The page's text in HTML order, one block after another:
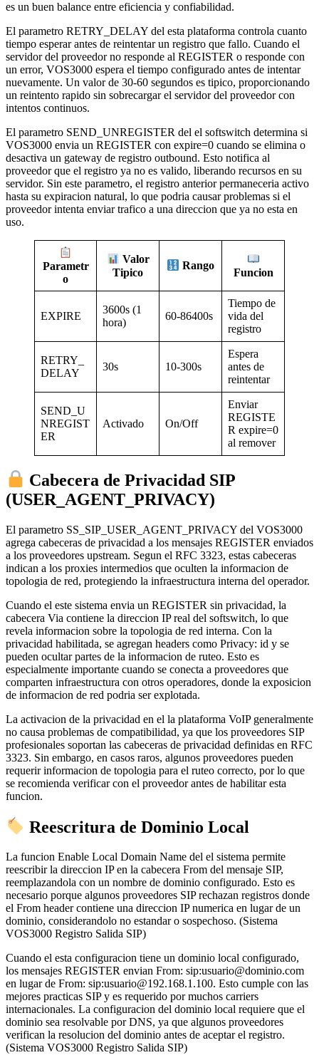
es un buen balance entre eficiencia y confiabilidad.
El parametro RETRY_DELAY del esta plataforma controla cuanto
tiempo esperar antes de reintentar un registro que fallo. Cuando el
servidor del proveedor no responde al REGISTER o responde con
un error, VOS3000 espera el tiempo configurado antes de intentar
nuevamente. Un valor de 30-60 segundos es tipico, proporcionando
un reintento rapido sin sobrecargar el servidor del proveedor con
intentos continuos.
El parametro SEND_UNREGISTER del el softswitch determina si
VOS3000 envia un REGISTER con expire=0 cuando se elimina o
desactiva un gateway de registro outbound. Esto notifica al
proveedor que el registro ya no es valido, liberando recursos en su
servidor. Sin este parametro, el registro anterior permaneceria activo
hasta su expiracion natural, lo que podria causar problemas si el
proveedor intenta enviar trafico a una direccion que ya no esta en
uso.
Parametr
o
Valor
Tipico
Rango
Funcion
EXPIRE
3600s (1
hora)
60-86400s
Tiempo de
vida del
registro
RETRY_
DELAY
30s 10-300s
Espera
antes de
reintentar
SEND_U
NREGIST
ER
Activado On/Off
Enviar
REGISTE
R expire=0
al remover
Cabecera de Privacidad SIP
(USER_AGENT_PRIVACY)
El parametro SS_SIP_USER_AGENT_PRIVACY del VOS3000
agrega cabeceras de privacidad a los mensajes REGISTER enviados
a los proveedores upstream. Segun el RFC 3323, estas cabeceras
indican a los proxies intermedios que oculten la informacion de
topologia de red, protegiendo la infraestructura interna del operador.
Cuando el este sistema envia un REGISTER sin privacidad, la
cabecera Via contiene la direccion IP real del softswitch, lo que
revela informacion sobre la topologia de red interna. Con la
privacidad habilitada, se agregan headers como Privacy: id y se
pueden ocultar partes de la informacion de ruteo. Esto es
especialmente importante cuando se conecta a proveedores que
comparten infraestructura con otros operadores, donde la exposicion
de informacion de red podria ser explotada.
La activacion de la privacidad en el la plataforma VoIP generalmente
no causa problemas de compatibilidad, ya que los proveedores SIP
profesionales soportan las cabeceras de privacidad definidas en RFC
3323. Sin embargo, en casos raros, algunos proveedores pueden
requerir informacion de topologia para el ruteo correcto, por lo que
se recomienda verificar con el proveedor antes de habilitar esta
funcion.
Reescritura de Dominio Local
La funcion Enable Local Domain Name del el sistema permite
reescribir la direccion IP en la cabecera From del mensaje SIP,
reemplazandola con un nombre de dominio configurado. Esto es
necesario porque algunos proveedores SIP rechazan registros donde
el From header contiene una direccion IP numerica en lugar de un
dominio, considerandolo no estandar o sospechoso. (Sistema
VOS3000 Registro Salida SIP)
Cuando el esta configuracion tiene un dominio local configurado,
los mensajes REGISTER envian From: sip:usuario@dominio.com
en lugar de From: sip:usuario@192.168.1.100. Esto cumple con las
mejores practicas SIP y es requerido por muchos carriers
internacionales. La configuracion del dominio local requiere que el
dominio sea resolvable por DNS, ya que algunos proveedores
verifican la resolucion del dominio antes de aceptar el registro.
(Sistema VOS3000 Registro Salida SIP)